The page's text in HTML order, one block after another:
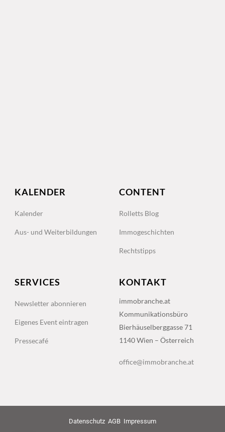
KALENDER
Kalender
Aus- und Weiterbildungen
CONTENT
Rolletts Blog
Immogeschichten
Rechtstipps
SERVICES
Newsletter abonnieren
Eigenes Event eintragen
Pressecafé
KONTAKT
immobranche.at
Kommunikationsbüro
Bierhäuselberggasse 71
1140 Wien – Österreich
office@immobranche.at
Datenschutz AGB Impressum